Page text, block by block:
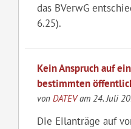
das BVerwG
6.25).
Kein Anspruch auf
bestimmten
von DATEVam 24. Juli
Die Eilanträge auf